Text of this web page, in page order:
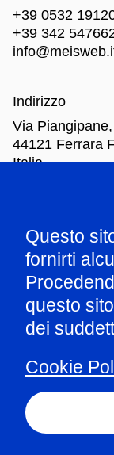
Questo
fornirti
questo
dei
Cookie
+39 0532
+39 342
Indirizzo
Via
44121 Ferrara
Italia
Mar-Dom:
Parla con il
Informazioni